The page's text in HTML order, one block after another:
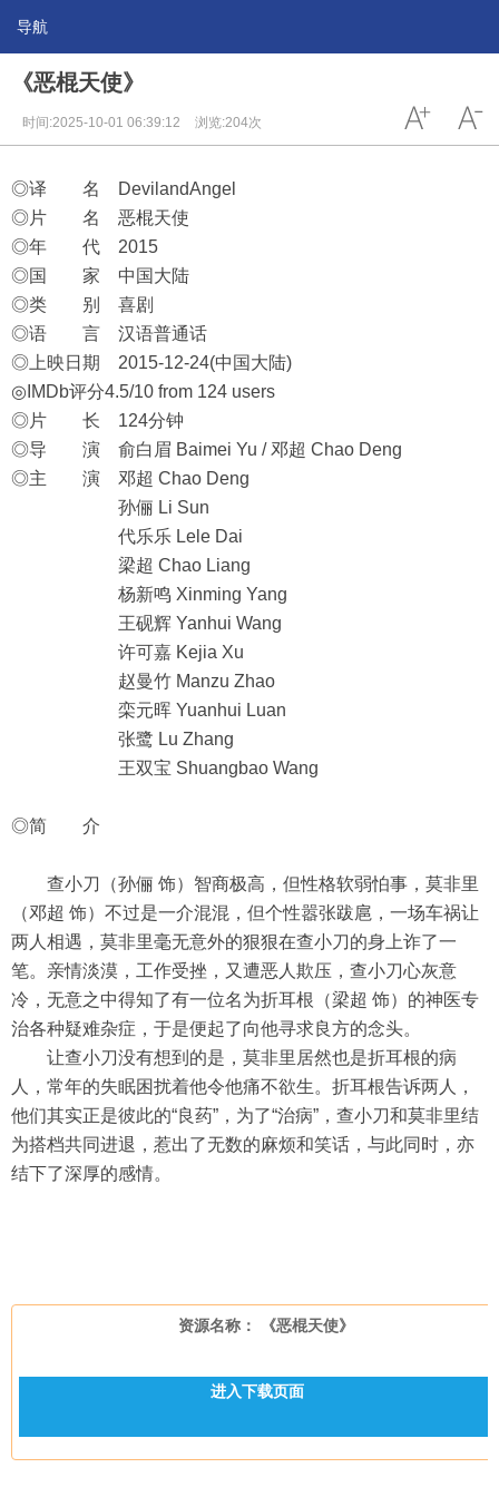
导航
《恶棍天使》
时间:2025-10-01 06:39:12 浏览:204次
◎译 名 DevilandAngel
◎片 名 恶棍天使
◎年 代 2015
◎国 家 中国大陆
◎类 别 喜剧
◎语 言 汉语普通话
◎上映日期 2015-12-24(中国大陆)
◎IMDb评分4.5/10 from 124 users
◎片 长 124分钟
◎导 演 俞白眉 Baimei Yu / 邓超 Chao Deng
◎主 演 邓超 Chao Deng
孙俪 Li Sun
代乐乐 Lele Dai
梁超 Chao Liang
杨新鸣 Xinming Yang
王砚辉 Yanhui Wang
许可嘉 Kejia Xu
赵曼竹 Manzu Zhao
栾元晖 Yuanhui Luan
张鹭 Lu Zhang
王双宝 Shuangbao Wang
◎简 介
查小刀（孙俪 饰）智商极高，但性格软弱怕事，莫非里
（邓超 饰）不过是一介混混，但个性嚣张跋扈，一场车祸让
两人相遇，莫非里毫无意外的狠狠在查小刀的身上诈了一
笔。亲情淡漠，工作受挫，又遭恶人欺压，查小刀心灰意
冷，无意之中得知了有一位名为折耳根（梁超 饰）的神医专
治各种疑难杂症，于是便起了向他寻求良方的念头。
让查小刀没有想到的是，莫非里居然也是折耳根的病
人，常年的失眠困扰着他令他痛不欲生。折耳根告诉两人，
他们其实正是彼此的“良药”，为了“治病”，查小刀和莫非里结
为搭档共同进退，惹出了无数的麻烦和笑话，与此同时，亦
结下了深厚的感情。
资源名称： 《恶棍天使》
进入下载页面